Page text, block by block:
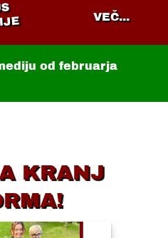
VEČ...
od februarja
KRANJ